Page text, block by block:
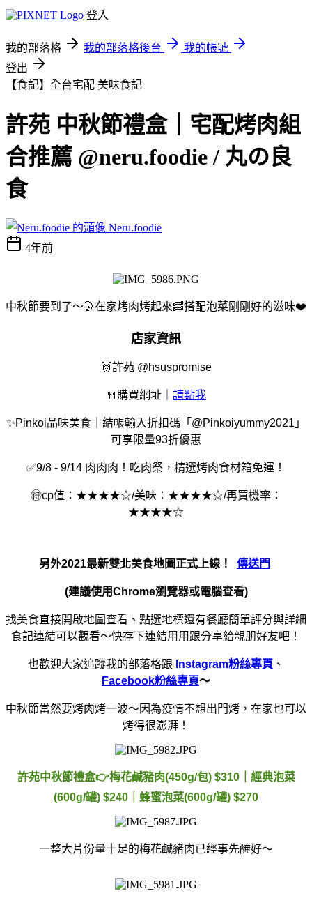
登入
我的部落格 我的部落格後台
我的帳號
登出
【食記】全台宅配 美味食記
許苑 中秋節禮盒｜宅配烤肉組
合推薦 @neru.foodie / 丸の良
食
Neru.foodie
4年前
中秋節要到了～🌛在家烤肉烤起來🥓搭配泡菜剛剛好的滋味❤️
店家資訊
🙌許苑 @hsuspromise
🍴購買網址｜ 請點我
✨Pinkoi品味美食｜結帳輸入折扣碼「@Pinkoiyummy2021」
可享限量93折優惠
✅9/8 - 9/14 肉肉肉！吃肉祭，精選烤肉食材箱免運！
🉐cp值：★★★★☆/美味：★★★★☆/再買機率：
★★★★☆
另外2021最新雙北美食地圖正式上線！ 傳送門
(建議使用Chrome瀏覽器或電腦查看)
找美食直接開啟地圖查看、點選地標還有餐廳簡單評分與詳細
食記連結可以觀看～快存下連結用用跟分享給親朋好友吧！
也歡迎大家追蹤我的部落格跟 Instagram粉絲專頁 、
Facebook粉絲專頁～
中秋節當然要烤肉烤一波～因為疫情不想出門烤，在家也可以
烤得很澎湃！
許苑中秋節禮盒👉梅花鹹豬肉(450g/包) $310｜經典泡菜
(600g/罐) $240｜蜂蜜泡菜(600g/罐) $270
一整大片份量十足的梅花鹹豬肉已經事先醃好～